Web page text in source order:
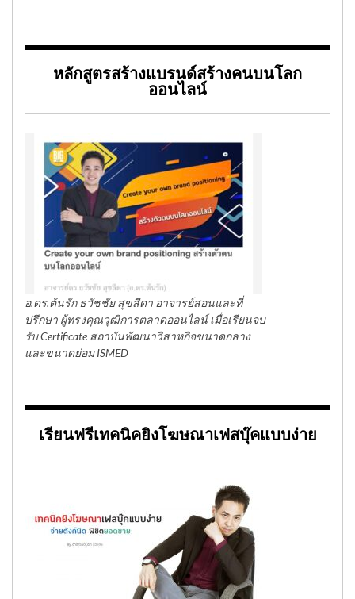
หลักสูตรสร้างแบรนด์สร้างคนบนโลก
ออนไลน์
อ.ดร.ต้นรัก ธวัชชัย สุขสีดา อาจารย์สอนและที่
ปรึกษา ผู้ทรงคุณวุฒิการตลาดออนไลน์ เมื่อเรียนจบ
รับ Certificate สถาบันพัฒนาวิสาหกิจขนาดกลาง
และขนาดย่อม ISMED
เรียนฟรีเทคนิคยิงโฆษณาเฟสบุ๊คแบบง่าย